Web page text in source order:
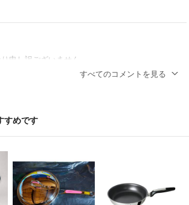
申し訳ございません。
り申し訳ございません。
中の商品です。
いです。
すべてのコメントを見る
すめです